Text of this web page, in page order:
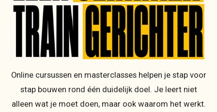
Online cursussen en masterclasses helpen je stap voor
stap bouwen rond één duidelijk doel. Je leert niet
alleen wat je moet doen, maar ook waarom het werkt.